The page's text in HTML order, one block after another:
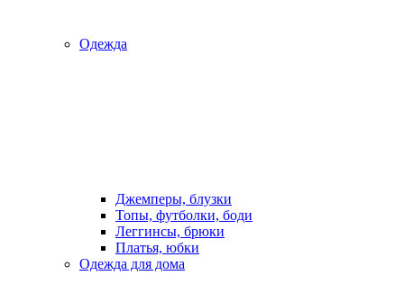
Одежда
Джемперы, блузки
Топы, футболки, боди
Леггинсы, брюки
Платья, юбки
Одежда для дома